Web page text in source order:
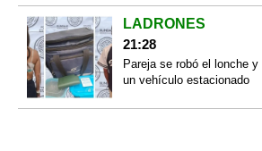
LADRONES
21:28
Pareja se robó el lonche
un vehículo estacionado